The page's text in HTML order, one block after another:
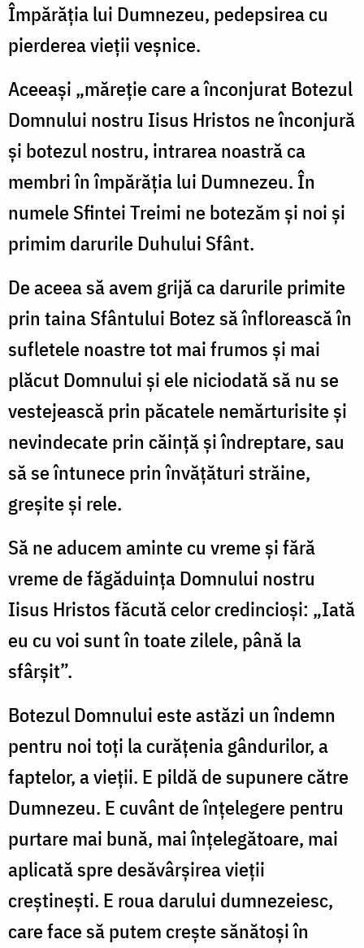
Împărăţia lui Dumnezeu, pedepsirea cu
pierderea vieţii veşnice.
Aceeaşi „măreţie care a înconjurat Botezul
Domnului nostru Iisus Hristos ne înconjură
şi botezul nostru, intrarea noastră ca
membri în împărăţia lui Dumnezeu. În
numele Sfintei Treimi ne botezăm şi noi şi
primim darurile Duhului Sfânt.
De aceea să avem grijă ca darurile primite
prin taina Sfântului Botez să înflorească în
sufletele noastre tot mai frumos şi mai
plăcut Domnului şi ele niciodată să nu se
vestejească prin păcatele nemărturisite şi
nevindecate prin căinţă şi îndreptare, sau
să se întunece prin învăţături străine,
greşite şi rele.
Să ne aducem aminte cu vreme şi fără
vreme de făgăduinţa Domnului nostru
Iisus Hristos făcută celor credincioşi: „Iată
eu cu voi sunt în toate zilele, până la
sfârşit”.
Botezul Domnului este astăzi un îndemn
pentru noi toţi la curăţenia gândurilor, a
faptelor, a vieţii. E pildă de supunere către
Dumnezeu. E cuvânt de înţelegere pentru
purtare mai bună, mai înţelegătoare, mai
aplicată spre desăvârşirea vieţii
creştineşti. E roua darului dumnezeiesc,
care face să putem creşte sănătoşi în